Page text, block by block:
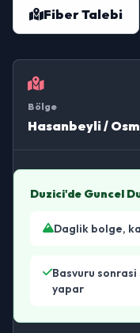
Fiber Talebi
Bölge
Hasanbeyli /
Duzici'de Guncel
Daglik bolge,
Basvuru
yapar